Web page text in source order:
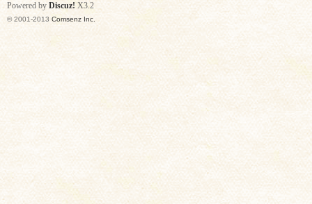
Powered by Discuz! X3.2
© 2001-2013 Comsenz Inc.